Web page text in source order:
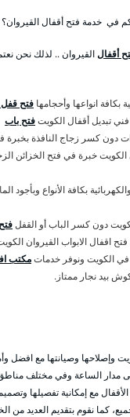
في خدمة فتح أقفال القيروان؟
أقفالالقيروان .. لذلك نحن
بكافة انواعها وأحجامها فتح قفل
تبديل أقفال الكويتفتح باب
دون كسر زجاج النافذة
الكويت خبرة في فتح الخزائن
بكافة الأنواع وبأجود
دون كسر الباب أو القفل
اقفال الابواب القيروان
في الكويت ونوفر خدماتمكتب
بيد نجار ممتاز.
وإصلاحها وصيانتها مع افضل
مدار الساعة وفي مختلف
مع إمكانية تفصيلها
كما نقوم بتقديم العديد من